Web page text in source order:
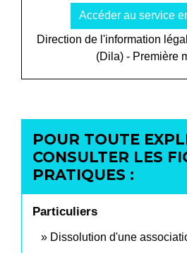
Accéder au service
Direction de l'information
(Dila) - Première
POUR TOUTE
CONSULTER LES
PRATIQUES :
Particuliers
Dissolution d'une